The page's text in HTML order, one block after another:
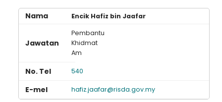
Encik Hafiz bin Jaafar
Pembantu
Khidmat
Am
540
hafiz.jaafar@risda.gov.my